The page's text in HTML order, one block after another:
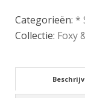
aantal
Categorieën: *
Collectie: Foxy